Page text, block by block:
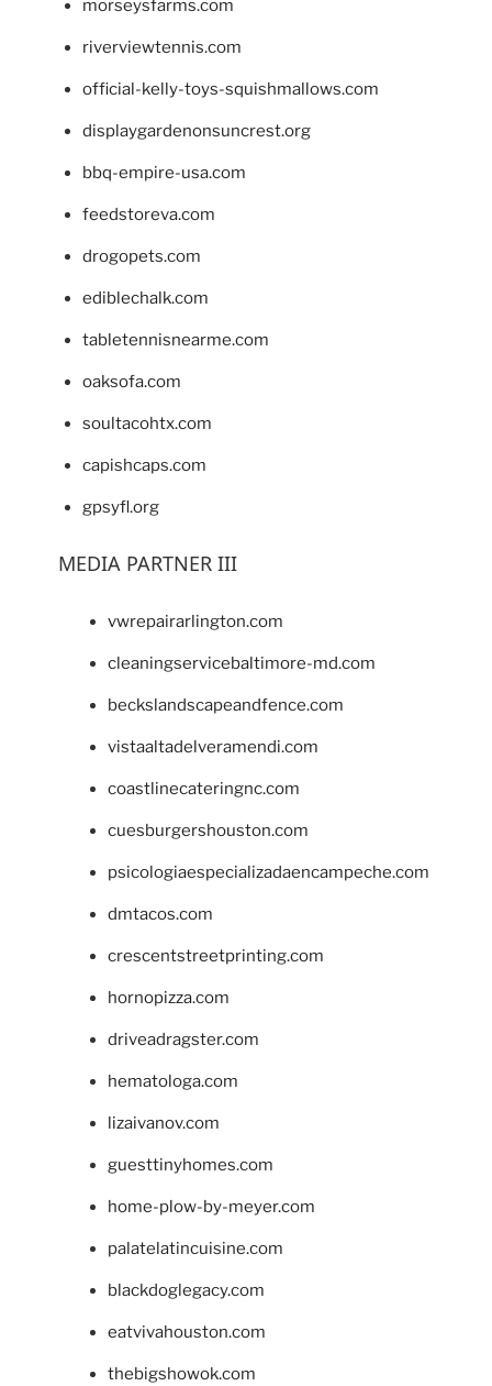
morseysfarms.com
riverviewtennis.com
official-kelly-toys-squishmallows.com
displaygardenonsuncrest.org
bbq-empire-usa.com
feedstoreva.com
drogopets.com
ediblechalk.com
tabletennisnearme.com
oaksofa.com
soultacohtx.com
capishcaps.com
gpsyfl.org
MEDIA PARTNER III
vwrepairarlington.com
cleaningservicebaltimore-md.com
beckslandscapeandfence.com
vistaaltadelveramendi.com
coastlinecateringnc.com
cuesburgershouston.com
psicologiaespecializadaencampeche.com
dmtacos.com
crescentstreetprinting.com
hornopizza.com
driveadragster.com
hematologa.com
lizaivanov.com
guesttinyhomes.com
home-plow-by-meyer.com
palatelatincuisine.com
blackdoglegacy.com
eatvivahouston.com
thebigshowok.com